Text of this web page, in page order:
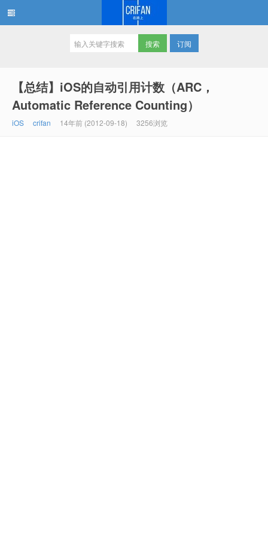
订阅
【总结】iOS的自动引用计数（ARC，
Automatic Reference Counting）
iOS crifan 14年前 (2012-09-18) 3256浏览